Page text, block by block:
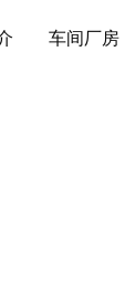
车间厂房